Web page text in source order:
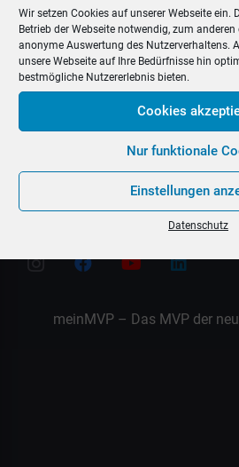
Wir setzen Cookies auf unserer Webseite ein.
Betrieb der Webseite notwendig, zum
anonyme Auswertung des Nutzerverhaltens.
unsere Webseite auf Ihre Bedürfnisse hin
bestmögliche Nutzererlebnis bieten.
Cookies
Nur funktionale
Einstellungen
Datenschutz
meinMVP – Das MVP der